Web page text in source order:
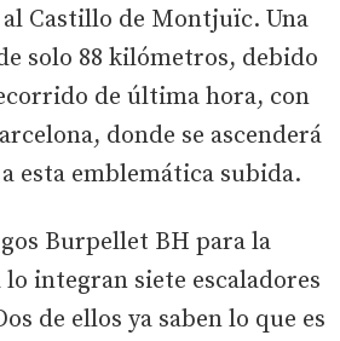
Castillo de Montjuïc. Una
solo 88 kilómetros, debido
de última hora, con
donde se ascenderá
esta emblemática subida.
Burpellet BH para la
integran siete escaladores
de ellos ya saben lo que es